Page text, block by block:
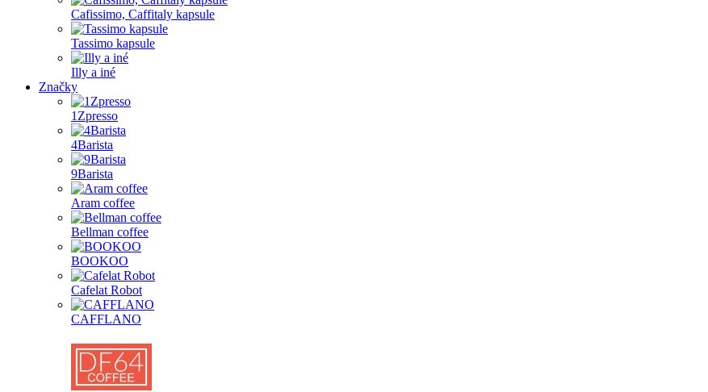
Cafissimo, Caffitaly kapsule
Tassimo kapsule
Illy a iné
Značky
1Zpresso
4Barista
9Barista
Aram coffee
Bellman coffee
BOOKOO
Cafelat Robot
CAFFLANO